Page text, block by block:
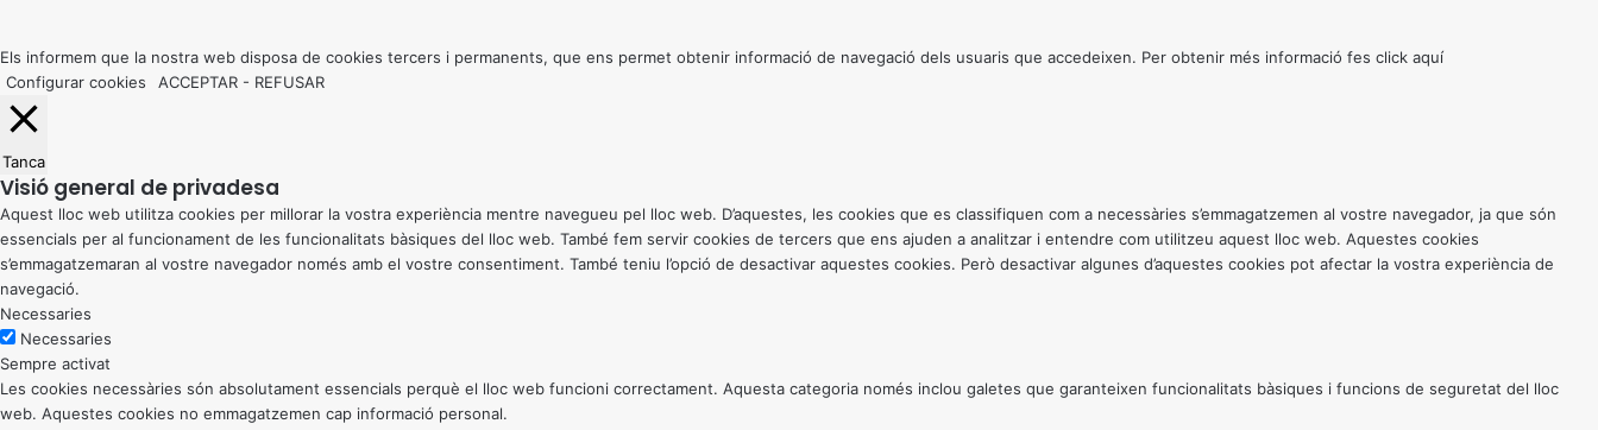
button
Els informem que la nostra web disposa de cookies tercers i permanents, que ens permet obtenir informació de navegació dels usuaris que accedeixen. Per obtenir més informació fes click aquí
Configurar cookies
ACCEPTAR - REFUSAR
Tanca
Visió general de privadesa
Aquest lloc web utilitza cookies per millorar la vostra experiència mentre navegueu pel lloc web. D’aquestes, les cookies que es classifiquen com a necessàries s’emmagatzemen al vostre navegador, ja que són
essencials per al funcionament de les funcionalitats bàsiques del lloc web. També fem servir cookies de tercers que ens ajuden a analitzar i entendre com utilitzeu aquest lloc web. Aquestes cookies
s’emmagatzemaran al vostre navegador només amb el vostre consentiment. També teniu l’opció de desactivar aquestes cookies. Però desactivar algunes d’aquestes cookies pot afectar la vostra experiència de
navegació.
Necessaries
Necessaries
Sempre activat
Les cookies necessàries són absolutament essencials perquè el lloc web funcioni correctament. Aquesta categoria només inclou galetes que garanteixen funcionalitats bàsiques i funcions de seguretat del lloc
web. Aquestes cookies no emmagatzemen cap informació personal.